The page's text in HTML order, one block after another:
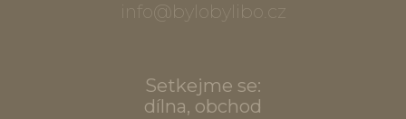
info@bylobylibo.cz
Setkejme se:
dílna, obchod